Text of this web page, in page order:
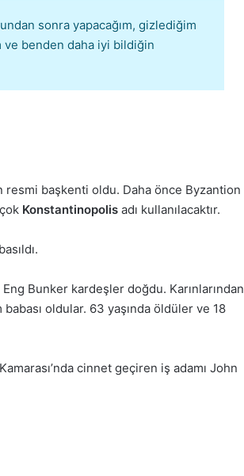
sonra yapacağım, gizlediğim
benden daha iyi bildiğin
resmi başkenti oldu. Daha önce Byzantion
Konstantinopolis adı kullanılacaktır.
Bunker kardeşler doğdu. Karınlarından
oldular. 63 yaşında öldüler ve 18
cinnet geçiren iş adamı John